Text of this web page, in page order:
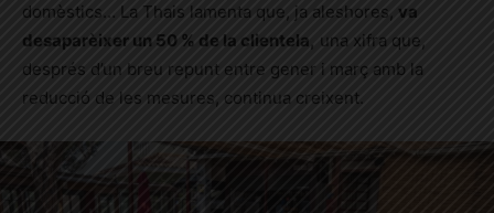
domèstics… La Thais lamenta que, ja aleshores, va
desaparèixer un 50 % de la clientela, una xifra que,
després d’un breu repunt entre gener i març amb la
reducció de les mesures, continua creixent.